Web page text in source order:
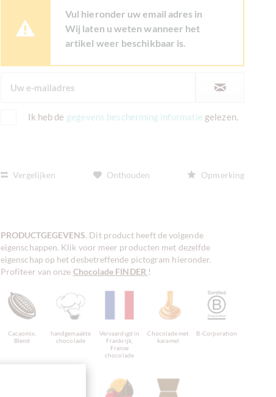
Vul hieronder uw email adres in
Wij laten u weten wanneer het
artikel weer beschikbaar is.
Ik heb de gegevens bescherming informatie gelezen.
Vergelijken Onthouden Opmerking
PRODUCTGEGEVENS. Dit product heeft de volgende
eigenschappen. Klik voor meer producten met dezelfde
eigenschap op het desbetreffende pictogram hieronder.
Profiteer van onze Chocolade FINDER !
Cacaomix,
Blend
handgemaakte
chocolade
Vervaardigd in
Frankrijk,
Franse
chocolade
Chocolade met
karamel
B-Corporation